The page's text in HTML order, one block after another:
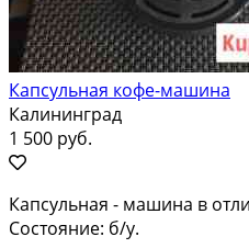
Капсульная кофе-машина
Калининград
1 500 руб.
Капсульная - машина в
Состояние: б/у.